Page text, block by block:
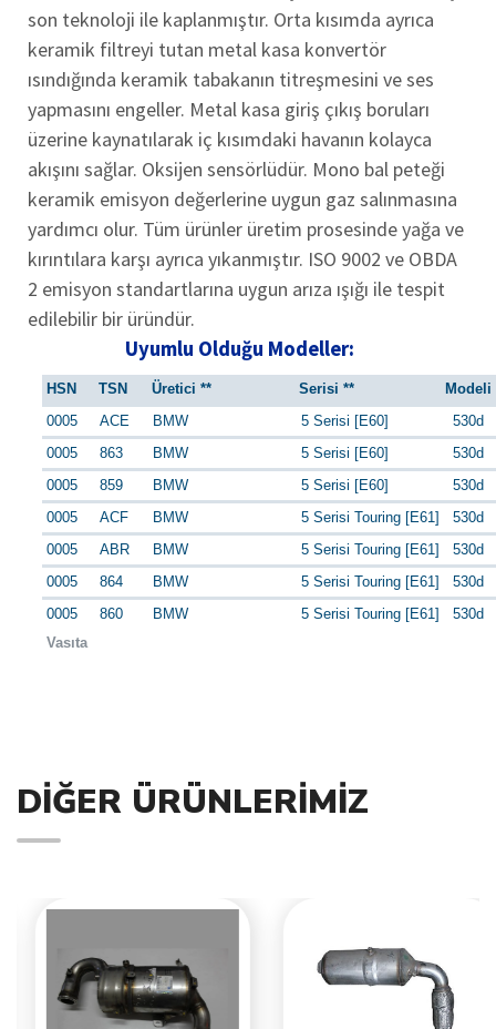
son teknoloji ile kaplanmıştır. Orta kısımda ayrıca
keramik filtreyi tutan metal kasa konvertör
ısındığında keramik tabakanın titreşmesini ve ses
yapmasını engeller. Metal kasa giriş çıkış boruları
üzerine kaynatılarak iç kısımdaki havanın kolayca
akışını sağlar. Oksijen sensörlüdür. Mono bal peteği
keramik emisyon değerlerine uygun gaz salınmasına
yardımcı olur. Tüm ürünler üretim prosesinde yağa ve
kırıntılara karşı ayrıca yıkanmıştır. ISO 9002 ve OBDA
2 emisyon standartlarına uygun arıza ışığı ile tespit
edilebilir bir üründür.
Uyumlu Olduğu Modeller:
Vasıta
HSN TSN Üretici ** Serisi **
Modeli
0005
ACE BMW 5 Serisi [E60]
530d
0005
863 BMW 5 Serisi [E60]
530d
0005
859 BMW 5 Serisi [E60]
530d
0005
ACF BMW 5 Serisi Touring [E61]
530d
0005
ABR BMW 5 Serisi Touring [E61]
530d
0005
864 BMW 5 Serisi Touring [E61]
530d
0005
860 BMW 5 Serisi Touring [E61] 530d
DIĞER ÜRÜNLERIMIZ